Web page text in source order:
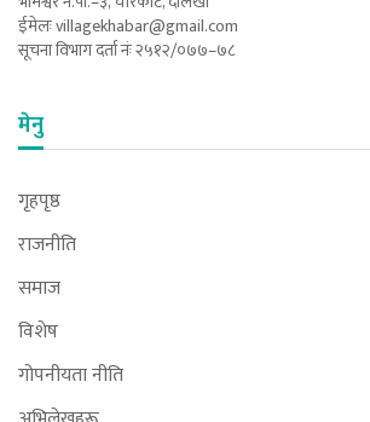
ईमेलःvillagekhabar@gmail.com
सूचना विभाग दर्ता नंः २५१२/०७७–७८
मेनु
गृहपृष्ठ
राजनीति
समाज
विशेष
गोपनीयता नीति